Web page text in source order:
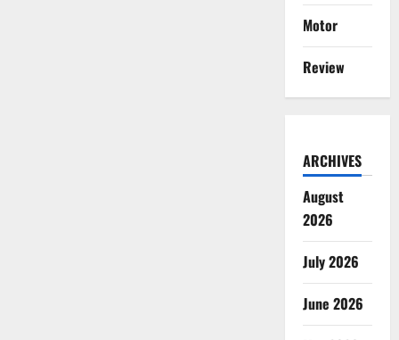
Motor
Review
ARCHIVES
August
2026
July 2026
June 2026